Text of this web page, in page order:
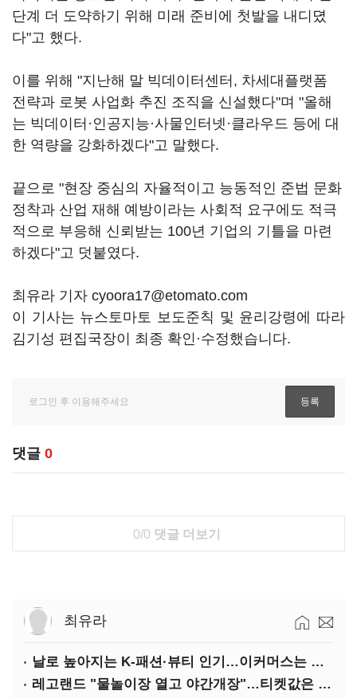
단계 더 도약하기 위해 미래 준비에 첫발을 내디뎠
다"고 했다.
이를 위해 "지난해 말 빅데이터센터, 차세대플랫폼
전략과 로봇 사업화 추진 조직을 신설했다"며 "올해
는 빅데이터·인공지능·사물인터넷·클라우드 등에 대
한 역량을 강화하겠다"고 말했다.
끝으로 "현장 중심의 자율적이고 능동적인 준법 문화
정착과 산업 재해 예방이라는 사회적 요구에도 적극
적으로 부응해 신뢰받는 100년 기업의 기틀을 마련
하겠다"고 덧붙였다.
최유라 기자 cyoora17@etomato.com
이 기사는 뉴스토마토 보도준칙 및 윤리강령에 따라
김기성 편집국장이 최종 확인·수정했습니다.
댓글 0
0/0 댓글 더보기
최유라
날로 높아지는 K-패션·뷰티 인기…이커머스는 역직구 키운다
레고랜드 "물놀이장 열고 야간개장"…티켓값은 동결